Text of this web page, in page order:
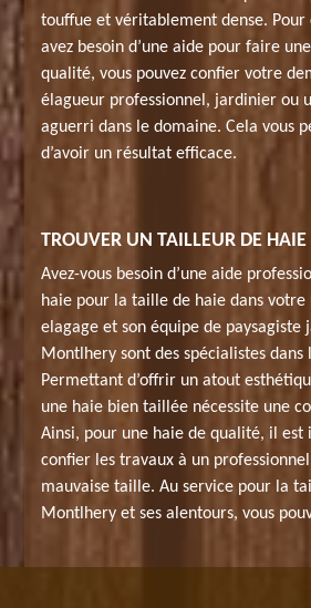
touffue et véritablement dense. Pour
avez besoin d’une aide pour faire
qualité, vous pouvez confier votre
élagueur professionnel, jardinier ou
aguerri dans le domaine. Cela vous
d’avoir un résultat efficace.
TROUVER UN TAILLEUR DE
Avez-vous besoin d’une aide
haie pour la taille de haie dans votre
elagage et son équipe de paysagiste
Montlhery sont des spécialistes dans
Permettant d’offrir un atout
une haie bien taillée nécessite une
Ainsi, pour une haie de qualité, il est
confier les travaux à un
mauvaise taille. Au service pour la
Montlhery et ses alentours, vous